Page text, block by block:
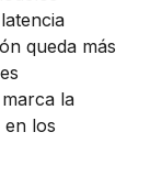
queda más
la
los